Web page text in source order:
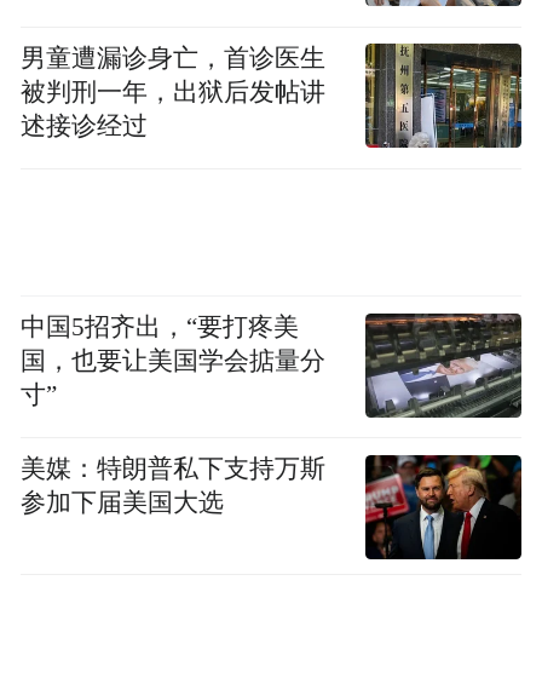
男童遭漏诊身亡，首诊医生
被判刑一年，出狱后发帖讲
述接诊经过
中国5招齐出，“要打疼美
国，也要让美国学会掂量分
寸”
美媒：特朗普私下支持万斯
参加下届美国大选